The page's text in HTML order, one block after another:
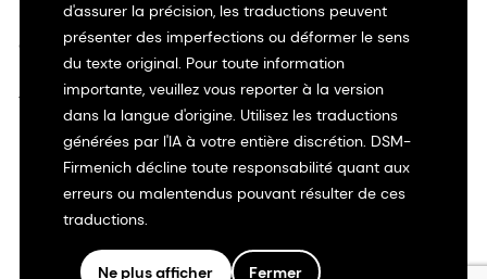
d'assurer la précision, les traductions peuvent
présenter des imperfections ou déformer le sens
du texte original. Pour toute information
importante, veuillez vous reporter à la version
dans la langue d'origine. Utilisez les traductions
générées par l'IA à votre entière discrétion. DSM-
Firmenich décline toute responsabilité quant aux
erreurs ou malentendus pouvant résulter de ces
traductions.
Ne plus afficher Fermer
Conditions d'utilisation
Transparence en Californie
Déclaration d'accessibilité
Informations juridiques
Plan du site